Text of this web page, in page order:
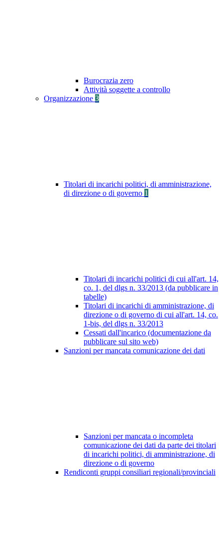
Burocrazia zero
Attività soggette a controllo
Organizzazione 3
Titolari di incarichi politici, di amministrazione,
di direzione o di governo 1
Titolari di incarichi politici di cui all'art. 14,
co. 1, del dlgs n. 33/2013 (da pubblicare in
tabelle)
Titolari di incarichi di amministrazione, di
direzione o di governo di cui all'art. 14, co.
1-bis, del dlgs n. 33/2013
Cessati dall'incarico (documentazione da
pubblicare sul sito web)
Sanzioni per mancata comunicazione dei dati
Sanzioni per mancata o incompleta
comunicazione dei dati da parte dei titolari
di incarichi politici, di amministrazione, di
direzione o di governo
Rendiconti gruppi consiliari regionali/provinciali